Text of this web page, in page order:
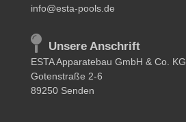
info@esta-pools.de
Unsere Anschrift
ESTA Apparatebau GmbH & Co. KG
Gotenstraße 2-6
89250 Senden